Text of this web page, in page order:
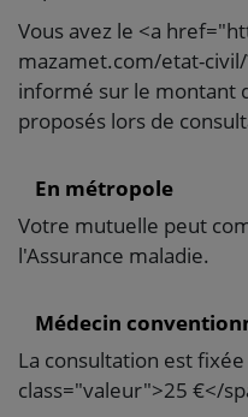
Vous avez le <a
mazamet.com/etat-
informé sur le montant
proposés lors de
En métropole
Votre mutuelle peut
l'Assurance maladie.
Médecin
La consultation est fixée
class="valeur">25 €</